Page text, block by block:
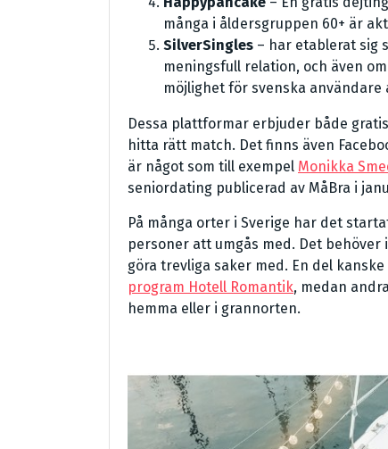
många i åldersgruppen 60+ är
SilverSingles – har etablerat sig
meningsfull relation, och även
möjlighet för svenska
Dessa plattformar erbjuder både
hitta rätt match. Det finns även
är något som till exempel Monikka
seniordating publicerad av MåBra i
På många orter i Sverige har det
personer att umgås med. Det
göra trevliga saker med. En del
program Hotell Romantik, medan
hemma eller i grannorten.